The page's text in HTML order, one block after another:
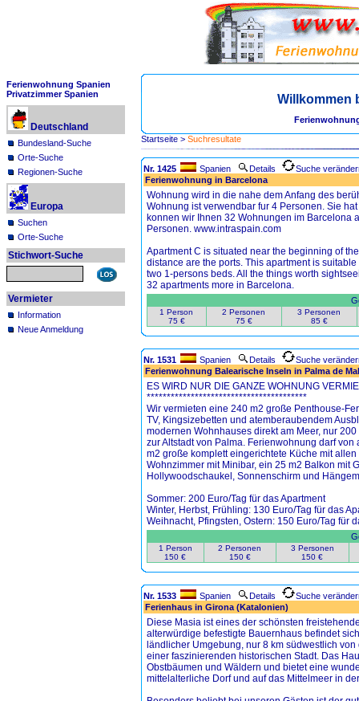
Ferienwohnung Spanien
Privatzimmer Spanien
Deutschland
Bundesland-Suche
Orte-Suche
Regionen-Suche
Europa
Suchen
Orte-Suche
Stichwort-Suche
Vermieter
Information
Neue Anmeldung
Willkommen
Startseite > Suchresultate
Nr. 1425 Spanien Details
Suche
Ferienwohnung in Barcelona
Wohnung wird in die nahe dem Anfang des
Wohnung ist verwendbar fur 4 Personen. Sie
konnen wir Ihnen 32 Wohnungen im Barcelona
Personen. www.intraspain.com
Apartment C is situated near the beginning of
distance are the ports. This apartment is
two 1-persons beds. All the things worth
32 apartments more in Barcelona.
1 Person
75 €
2 Personen
75 €
3 Personen
85 €
Nr. 1531 Spanien Details
Suche
Ferienwohnung Balearische Inseln in Palma de
ES WIRD NUR DIE GANZE WOHNUNG
****************************************
Wir vermieten eine 240 m2 große Penthouse-
TV, Kingsizebetten und atemberaubendem
modernen Wohnhauses direkt am Meer, nur
zur Altstadt von Palma. Ferienwohnung darf
m2 große komplett eingerichtete Küche mit
Wohnzimmer mit Minibar, ein 25 m2 Balkon mit
Hollywoodschaukel, Sonnenschirm und
Sommer: 200 Euro/Tag für das Apartment
Winter, Herbst, Frühling: 130 Euro/Tag für das
Weihnacht, Pfingsten, Ostern: 150 Euro/Tag für
1 Person
150 €
2 Personen
150 €
3 Personen
150 €
Nr. 1533 Spanien Details
Suche
Ferienhaus in Girona (Katalonien)
Diese Masia ist eines der schönsten
alterwürdige befestigte Bauernhaus befindet
ländlicher Umgebung, nur 8 km südwestlich
einer faszinierenden historischen Stadt. Das
Obstbäumen und Wäldern und bietet eine
mittelalterliche Dorf und auf das Mittelmeer in